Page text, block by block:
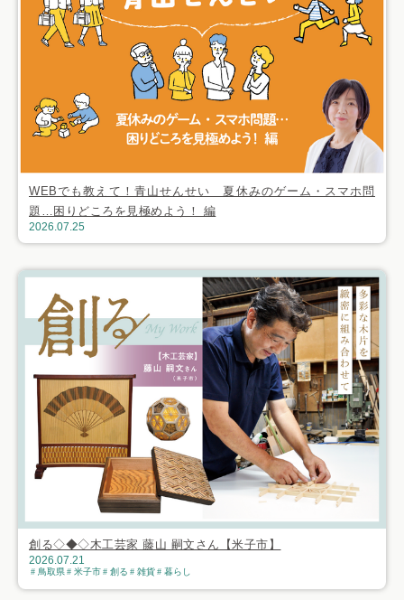
WEBでも教えて！青山せんせい 夏休みのゲーム・スマホ問
題…困りどころを見極めよう！ 編
2026.07.25
創る◇◆◇木工芸家 藤山 嗣文さん【米子市】
2026.07.21
鳥取県 米子市 創る 雑貨 暮らし